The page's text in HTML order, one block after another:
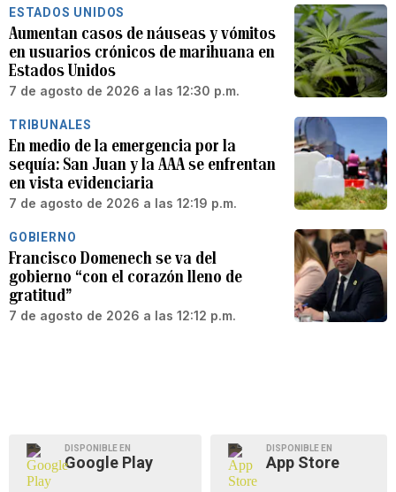
ESTADOS UNIDOS
Aumentan casos de náuseas y vómitos
en usuarios crónicos de marihuana en
Estados Unidos
7 de agosto de 2026 a las 12:30 p.m.
TRIBUNALES
En medio de la emergencia por la
sequía: San Juan y la AAA se enfrentan
en vista evidenciaria
7 de agosto de 2026 a las 12:19 p.m.
GOBIERNO
Francisco Domenech se va del
gobierno “con el corazón lleno de
gratitud”
7 de agosto de 2026 a las 12:12 p.m.
DISPONIBLE EN
Google Play
DISPONIBLE EN
App Store